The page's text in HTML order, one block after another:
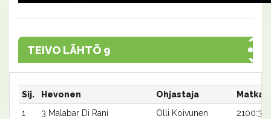
TEIVO LÄHTÖ 9
Sij. Hevonen Ohjastaja
1
3 Malabar Di Rani Olli Koivunen
2100:3